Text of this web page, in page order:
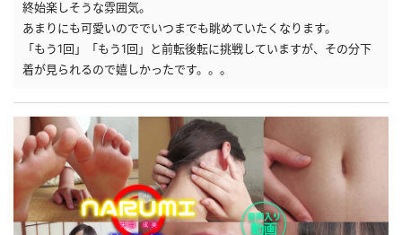
終始楽しそうな雰囲気。
あまりにも可愛いのででいつまでも眺めていたくなります。
「もう1回」「もう1回」と前転後転に挑戦していますが、その分下
着が見られるので嬉しかったです。。。